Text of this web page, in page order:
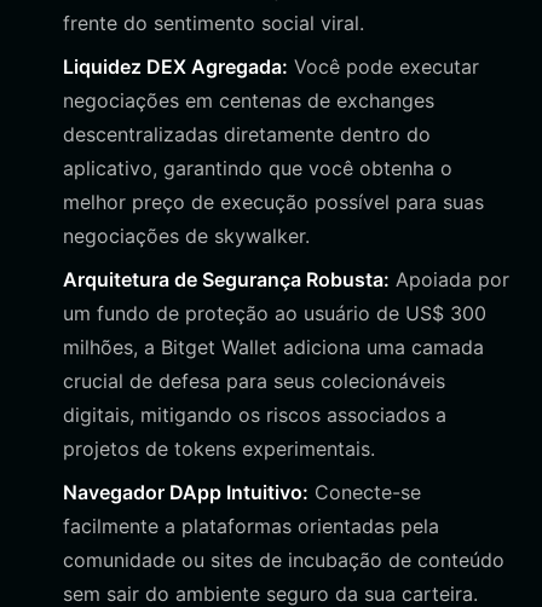
frente do sentimento social viral.
Liquidez DEX Agregada: Você pode executar
negociações em centenas de exchanges
descentralizadas diretamente dentro do
aplicativo, garantindo que você obtenha o
melhor preço de execução possível para suas
negociações de skywalker.
Arquitetura de Segurança Robusta: Apoiada por
um fundo de proteção ao usuário de US$ 300
milhões, a Bitget Wallet adiciona uma camada
crucial de defesa para seus colecionáveis
digitais, mitigando os riscos associados a
projetos de tokens experimentais.
Navegador DApp Intuitivo: Conecte-se
facilmente a plataformas orientadas pela
comunidade ou sites de incubação de conteúdo
sem sair do ambiente seguro da sua carteira.